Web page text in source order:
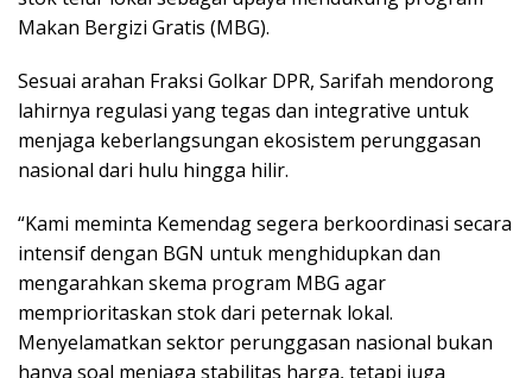
Makan Bergizi Gratis (MBG).
Sesuai arahan Fraksi Golkar DPR, Sarifah mendorong
lahirnya regulasi yang tegas dan integrative untuk
menjaga keberlangsungan ekosistem perunggasan
nasional dari hulu hingga hilir.
“Kami meminta Kemendag segera berkoordinasi secara
intensif dengan BGN untuk menghidupkan dan
mengarahkan skema program MBG agar
memprioritaskan stok dari peternak lokal.
Menyelamatkan sektor perunggasan nasional bukan
hanya soal menjaga stabilitas harga, tetapi juga